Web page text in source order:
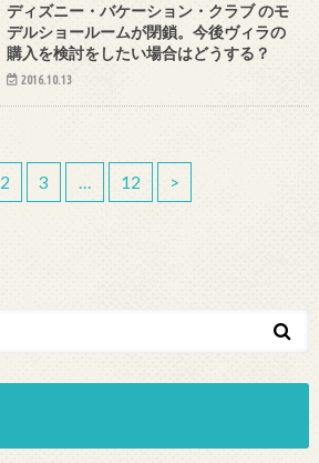
ディズニー・バケーション・クラブ のモ
デルショールームが閉鎖。今後ヴィラの
購入を検討をしたい場合はどうする？
2016.10.13
2 3 … 12 >